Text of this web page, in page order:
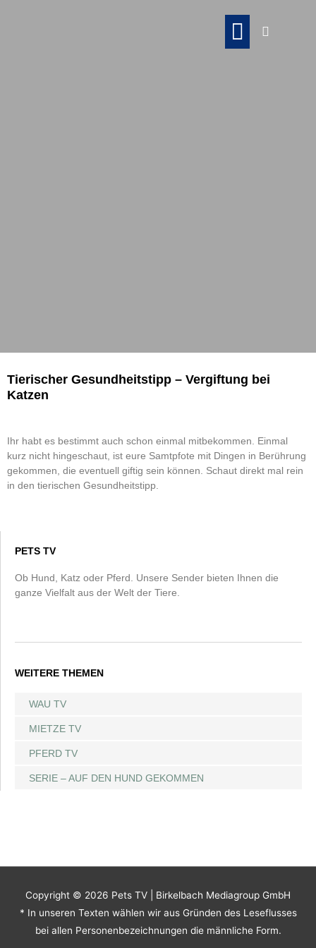
Tierischer Gesundheitstipp – Vergiftung bei
Katzen
Ihr habt es bestimmt auch schon einmal mitbekommen. Einmal
kurz nicht hingeschaut, ist eure Samtpfote mit Dingen in Berührung
gekommen, die eventuell giftig sein können. Schaut direkt mal rein
in den tierischen Gesundheitstipp.
PETS TV
Ob Hund, Katz oder Pferd. Unsere Sender bieten Ihnen die
ganze Vielfalt aus der Welt der Tiere.
WEITERE THEMEN
WAU TV
MIETZE TV
PFERD TV
SERIE – AUF DEN HUND GEKOMMEN
Copyright © 2026 Pets TV | Birkelbach Mediagroup GmbH
* In unseren Texten wählen wir aus Gründen des Leseflusses
bei allen Personenbezeichnungen die männliche Form.